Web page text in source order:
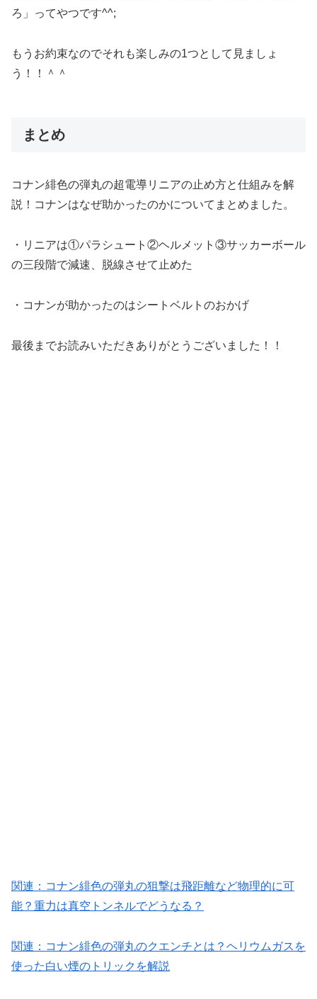
ろ」ってやつです^^;
もうお約束なのでそれも楽しみの1つとして見ましょ
う！！＾＾
まとめ
コナン緋色の弾丸の超電導リニアの止め方と仕組みを解
説！コナンはなぜ助かったのかについてまとめました。
・リニアは①パラシュート②ヘルメット③サッカーボール
の三段階で減速、脱線させて止めた
・コナンが助かったのはシートベルトのおかげ
最後までお読みいただきありがとうございました！！
関連：コナン緋色の弾丸の狙撃は飛距離など物理的に可
能？重力は真空トンネルでどうなる？
関連：コナン緋色の弾丸のクエンチとは？ヘリウムガスを
使った白い煙のトリックを解説